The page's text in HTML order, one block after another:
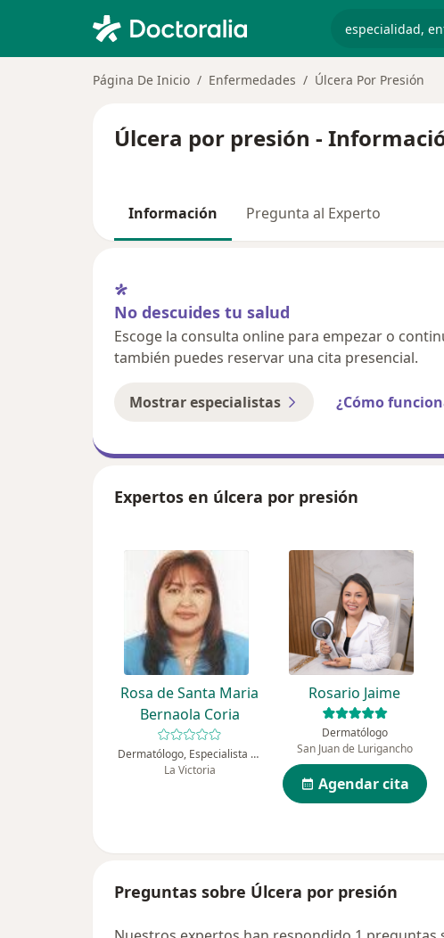
Página De Inicio Enfermedades Úlcera Por Presión
Úlcera por presión -
Información Pregunta al Experto
No descuides tu salud
Escoge la consulta online para empezar o
también puedes reservar una cita presencial.
Mostrar especialistas ¿Cómo
Expertos en úlcera por presión
Rosa de Santa Maria
Bernaola Coria
Dermatólogo, Especialista en medicina estética
La Victoria
Rosario Jaime
Dermatólogo
San Juan de Lurigancho
Agendar cita
Preguntas sobre Úlcera por presión